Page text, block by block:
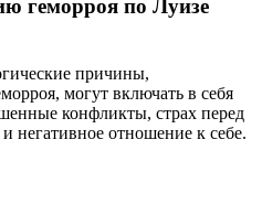
геморроя по Луизе
причины,
могут включать в себя
конфликты, страх перед
негативное отношение к себе.